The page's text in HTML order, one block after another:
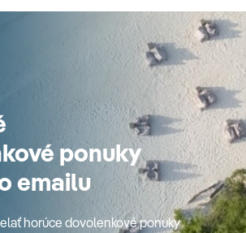
ponuky
emailu
horúce dovolenkové ponuky